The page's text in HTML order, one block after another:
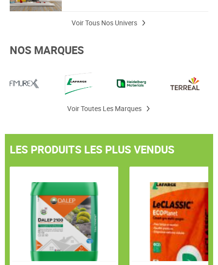
Voir Tous Nos Univers
NOS MARQUES
Voir Toutes Les Marques
LES PRODUITS LES PLUS VENDUS